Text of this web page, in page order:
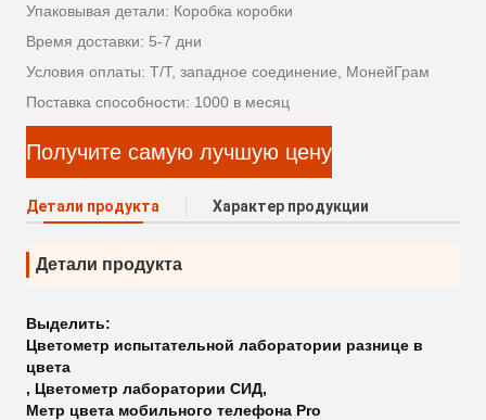
Упаковывая детали: Коробка коробки
Время доставки: 5-7 дни
Условия оплаты: Т/Т, западное соединение, МонейГрам
Поставка способности: 1000 в месяц
Получите самую лучшую цену
Детали продукта Характер продукции
Детали продукта
Выделить:
Цветометр испытательной лаборатории разнице в
цвета
, Цветометр лаборатории СИД,
Метр цвета мобильного телефона Pro